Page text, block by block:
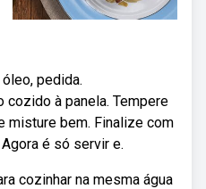
pedida.
cozido à panela. Tempere
misture bem. Finalize com
é só servir e.
cozinhar na mesma água